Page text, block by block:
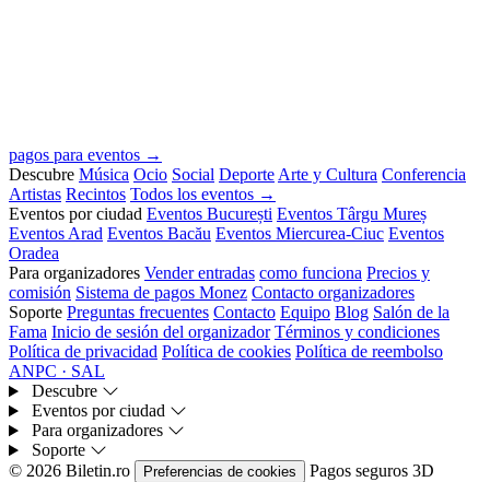
pagos para eventos →
Descubre Música Ocio Social Deporte Arte y Cultura Conferencia
Artistas Recintos Todos los eventos →
Eventos por ciudad Eventos București Eventos Târgu Mureș
Eventos Arad Eventos Bacău Eventos Miercurea-Ciuc Eventos
Oradea
Para organizadores Vender entradas como funciona Precios y
comisión Sistema de pagos Monez Contacto organizadores
Soporte Preguntas frecuentes Contacto Equipo Blog Salón de la
Fama Inicio de sesión del organizador Términos y condiciones
Política de privacidad Política de cookies Política de reembolso
ANPC · SAL
Descubre
Eventos por ciudad
Para organizadores
Soporte
© 2026 Biletin.ro
Preferencias de cookies Pagos seguros 3D